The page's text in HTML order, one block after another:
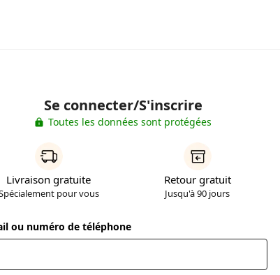
Se connecter/S'inscrire
Toutes les données sont protégées
Livraison gratuite
pour vous
Retour gratuit
Jusqu'à 90 jours
ou numéro de téléphone